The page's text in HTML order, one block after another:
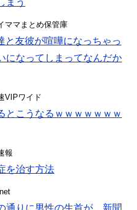
まう
ママまとめ保管庫
と友彼が喧嘩になっちゃっ
になってしまってなんだか
VIPワイド
とこうなるｗｗｗｗｗｗｗ
報
を治す方法
通りに男性の生首が…新聞